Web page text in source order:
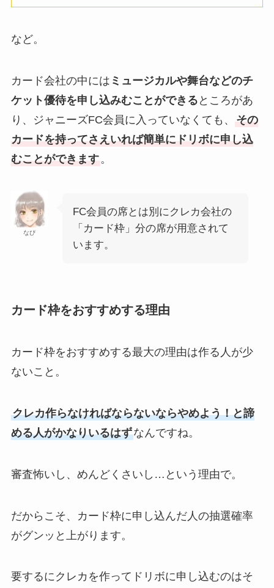
など。
カード会社の中には ミュージカルや舞台などのチ
ケット優待を申し込みむことができる ところがあ
り、ジャニーズFC会員に入っていなくても、
その
カードを持ってさえいれば簡単にドリボに申し込
むことができます 。
なぴ
FC会員の席とは別にクレカ会社の
「カード枠」分の席が用意されて
います。
カード枠をおすすめする理由
カード枠をおすすめする最大の理由は作る人が少
ないこと。
クレカ作らなければならないならやめよう！と諦
める人がかなりいるはずなんですね。
審査怖いし、めんどくさいし…という理由で。
だからこそ、カード枠に申し込んだ人の抽選確率
がグンッと上がります。
要するにクレカを作ってドリボに申し込むのはそ